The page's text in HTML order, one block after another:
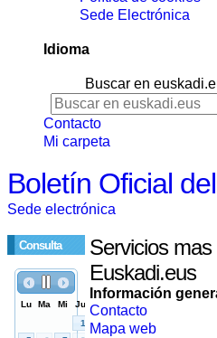
Sede Electrónica
Idioma
Buscar en
Contacto
Mi carpeta
Boletín Oficial
Sede electrónica
Consulta
Servicios
Euskadi.eus
Información
Contacto
Mapa web